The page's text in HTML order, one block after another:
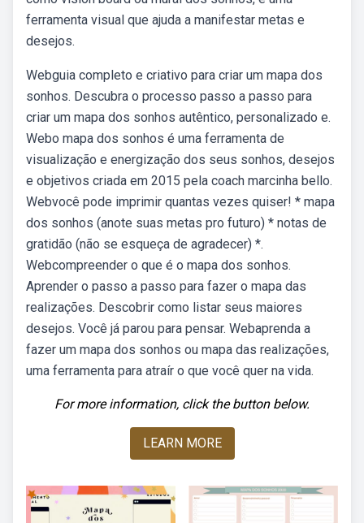
ferramenta visual que ajuda a manifestar metas e
desejos.
Webguia completo e criativo para criar um mapa dos
sonhos. Descubra o processo passo a passo para
criar um mapa dos sonhos autêntico, personalizado e.
Webo mapa dos sonhos é uma ferramenta de
visualização e energização dos seus sonhos, desejos
e objetivos criada em 2015 pela coach marcinha bello.
Webvocê pode imprimir quantas vezes quiser! * mapa
dos sonhos (anote suas metas pro futuro) * notas de
gratidão (não se esqueça de agradecer) *.
Webcompreender o que é o mapa dos sonhos.
Aprender o passo a passo para fazer o mapa das
realizações. Descobrir como listar seus maiores
desejos. Você já parou para pensar. Webaprenda a
fazer um mapa dos sonhos ou mapa das realizações,
uma ferramenta para atraír o que você quer na vida.
For more information, click the button below.
LEARN MORE